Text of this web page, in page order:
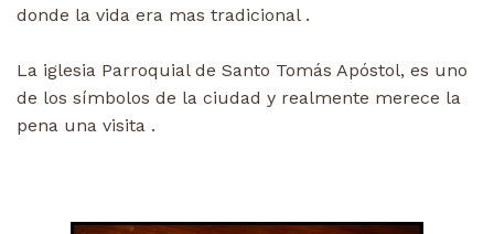
donde la vida era mas tradicional .
La iglesia Parroquial de Santo Tomás Apóstol, es uno
de los símbolos de la ciudad y realmente merece la
pena una visita .